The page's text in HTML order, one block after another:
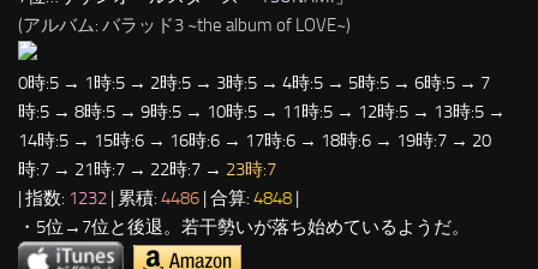
(アルバム: バラッド3 ~the album of LOVE~)
0時:5 → 1時:5 → 2時:5 → 3時:5 → 4時:5 → 5時:5 → 6時:5 → 7
時:5 → 8時:5 → 9時:5 → 10時:5 → 11時:5 → 12時:5 → 13時:5 →
14時:5 → 15時:6 → 16時:6 → 17時:6 → 18時:6 → 19時:7 → 20
時:7 → 21時:7 → 22時:7 → 23時:7
| 指数: 1232 | 累積: 4486 | 合算: 4848 |
・5位→7位と後退。若干勢いが落ち始めているようだ。